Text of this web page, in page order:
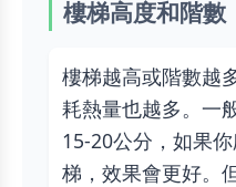
樓梯高度和階數
樓梯越高或階數越
耗熱量也越多。一
15-20公分，如果
梯，效果會更好。